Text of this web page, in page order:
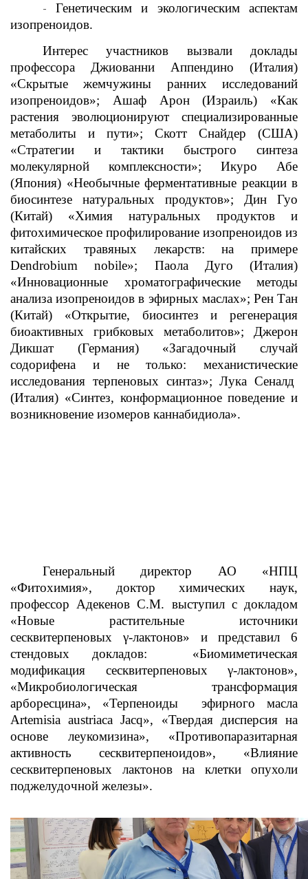
- Генетическим и экологическим аспектам
изопреноидов.
Интерес участников вызвали доклады
профессора Джиованни Аппендино (Италия)
«Скрытые жемчужины ранних исследований
изопреноидов»; Ашаф Арон (Израиль) «Как
растения эволюционируют специализированные
метаболиты и пути»; Скотт Снайдер (США)
«Стратегии и тактики быстрого синтеза
молекулярной комплексности»; Икуро Абе
(Япония) «Необычные ферментативные реакции в
биосинтезе натуральных продуктов»; Дин Гуо
(Китай) «Химия натуральных продуктов и
фитохимическое профилирование изопреноидов из
китайских травяных лекарств: на примере
Dendrobium nobile»; Паола Дуго (Италия)
«Инновационные хроматографические методы
анализа изопреноидов в эфирных маслах»; Рен Тан
(Китай) «Открытие, биосинтез и регенерация
биоактивных грибковых метаболитов»; Джерон
Дикшат (Германия) «Загадочный случай
содорифена и не только: механистические
исследования терпеновых синтаз»; Лука Сеналд
(Италия) «Синтез, конформационное поведение и
возникновение изомеров каннабидиола».
Генеральный директор АО «НПЦ
«Фитохимия», доктор химических наук,
профессор Адекенов С.М. выступил с докладом
«Новые растительные источники
сесквитерпеновых γ-лактонов» и представил 6
стендовых докладов: «Биомиметическая
модификация сесквитерпеновых γ-лактонов»,
«Микробиологическая трансформация
арборесцина», «Терпеноиды эфирного масла
Artemisia austriaca Jacq», «Твердая дисперсия на
основе леукомизина», «Противопаразитарная
активность сесквитерпеноидов», «Влияние
сесквитерпеновых лактонов на клетки опухоли
поджелудочной железы».